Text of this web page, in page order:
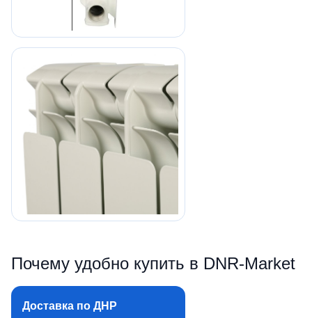
Почему удобно купить в DNR‑Market
Доставка по ДНР